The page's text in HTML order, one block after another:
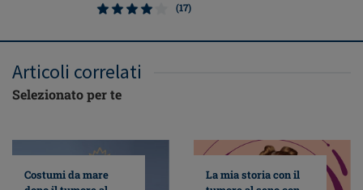
(17)
Articoli correlati
Selezionato per te
Costumi da mare
La mia storia con il